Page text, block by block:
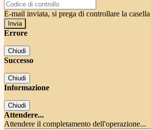
E-mail inviata, si prega di controllare la
Errore
Chiudi
Successo
Chiudi
Informazione
Chiudi
Attendere...
Attendere il completamento dell'operazione...